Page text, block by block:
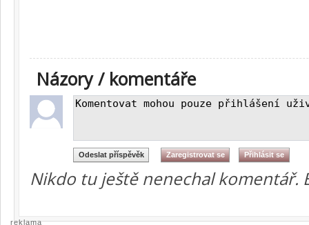
Názory / komentáře
Nikdo tu ještě nenechal komentář.
reklama